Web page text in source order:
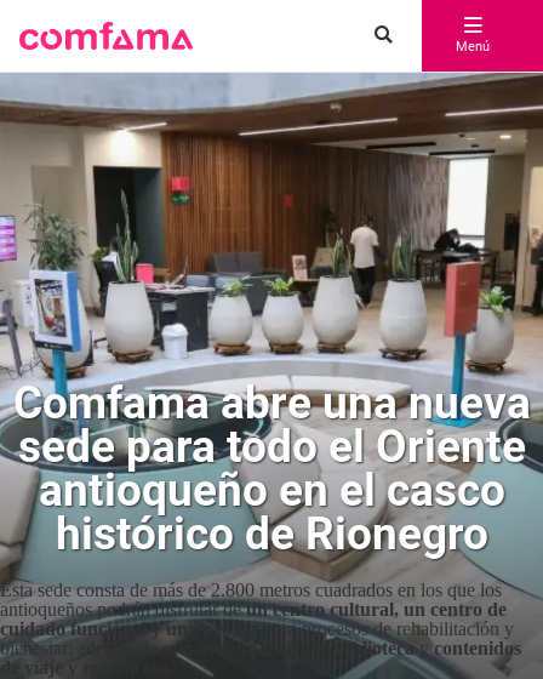
Menú
Esta sede consta de más de 2.800 metros cuadrados en los que los
antioqueños podrán disfrutar deun centro cultural, un centro de
cuidado funcional y una piscinapara procesos de rehabilitación y
bienestar; además deservicios financieros, bibliotecaycontenidos
de viaje y recreación.
Comfama abre una nueva
sede para todo el Oriente
antioqueño en el casco
histórico de Rionegro